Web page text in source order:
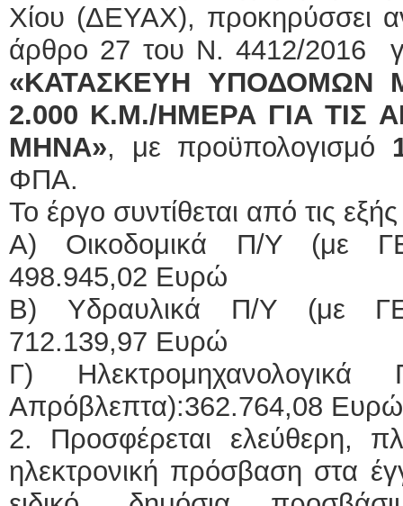
Χίου (ΔΕΥΑΧ), προκηρύσσει
άρθρο 27 του Ν. 4412/2016
«ΚΑΤΑΣΚΕΥΗ ΥΠΟΔΟΜΩΝ
2.000 Κ.Μ./ΗΜΕΡΑ ΓΙΑ ΤΙΣ
ΜΗΝΑ», με προϋπολογισμό
ΦΠΑ.
Το έργο συντίθεται από τις
Α) Οικοδομικά Π/Υ (με
498.945,02 Ευρώ
B) Υδραυλικά Π/Υ (με
712.139,97 Ευρώ
Γ)
Απρόβλεπτα):362.764,08 Ευρώ
2. Προσφέρεται ελεύθερη,
ηλεκτρονική πρόσβαση στα